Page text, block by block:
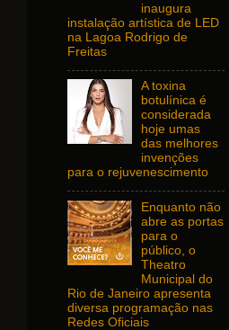
inaugura
instalação artística de LED
na Lagoa Rodrigo de
Freitas
A toxina
botulínica é
considerada
hoje umas
das melhores
invenções
para o rejuvenescimento
Enquanto não
abre as portas
para o
público, o
Theatro
Municipal do
Rio de Janeiro apresenta
diversa programação nas
Redes Oficiais